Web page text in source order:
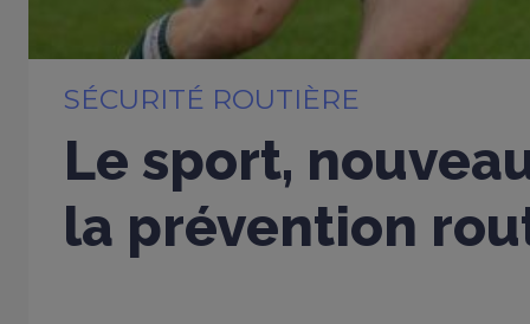
SÉCURITÉ ROUTIÈRE
Le sport,
la prévention